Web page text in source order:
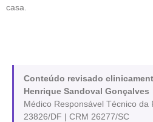
casa.
Conteúdo revisado
Henrique Sandoval Gonçalves
Médico Responsável Técnico da
23826/DF | CRM 26277/SC